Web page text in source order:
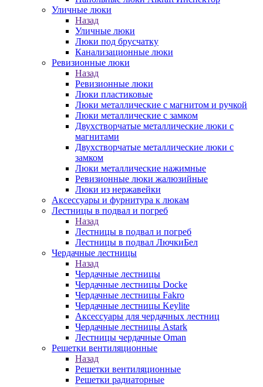
Уличные люки
Назад
Уличные люки
Люки под брусчатку
Канализационные люки
Ревизионные люки
Назад
Ревизионные люки
Люки пластиковые
Люки металлические с магнитом и ручкой
Люки металлические с замком
Двухстворчатые металлические люки с
магнитами
Двухстворчатые металлические люки с
замком
Люки металлические нажимные
Ревизионные люки жалюзийные
Люки из нержавейки
Аксессуары и фурнитура к люкам
Лестницы в подвал и погреб
Назад
Лестницы в подвал и погреб
Лестницы в подвал ЛючкиБел
Чердачные лестницы
Назад
Чердачные лестницы
Чердачные лестницы Docke
Чердачные лестницы Fakro
Чердачные лестницы Keylite
Аксессуары для чердачных лестниц
Чердачные лестницы Astark
Лестницы чердачные Oman
Решетки вентиляционные
Назад
Решетки вентиляционные
Решетки радиаторные